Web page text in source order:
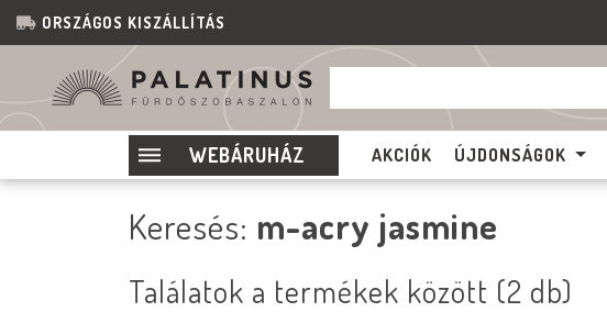
ORSZÁGOS KISZÁLLÍTÁS
WEBÁRUHÁZ AKCIÓK ÚJDONSÁGOK
Keresés: m-acry jasmine
Találatok a termékek között (2 db)